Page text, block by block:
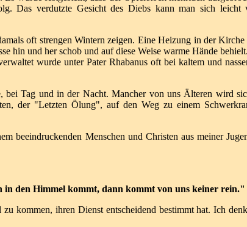
Das verdutzte Gesicht des Diebs kann man sich leicht
oft strengen Wintern zeigen. Eine Heizung in der Kirche
hin und her schob und auf diese Weise warme Hände behielt.
wurde unter Pater Rhabanus oft bei kaltem und
bei Tag und inder Nacht.Mancher von uns Älteren wird
der "Letzten Ölung", auf den Weg zu einem
beeindruckenden Menschen und Christen aus meiner
in den Himmel kommt, dann kommt von uns keiner rein."
zu kommen, ihren Dienst entscheidend bestimmt hat.Ich